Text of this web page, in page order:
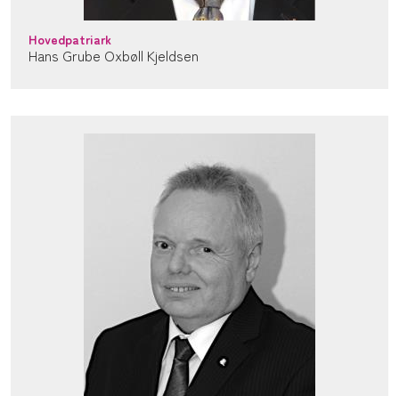
Hovedpatriark
Hans Grube Oxbøll Kjeldsen